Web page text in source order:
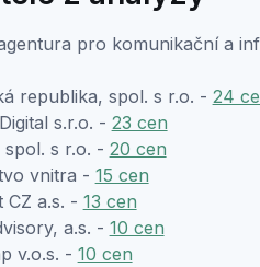
pro komunikační a
republika, spol. s r.o. - 24
s.r.o. - 23 cen
spol. s r.o. - 20 cen
vnitra - 15 cen
CZ a.s. - 13 cen
a.s. - 10 cen
v.o.s. - 10 cen